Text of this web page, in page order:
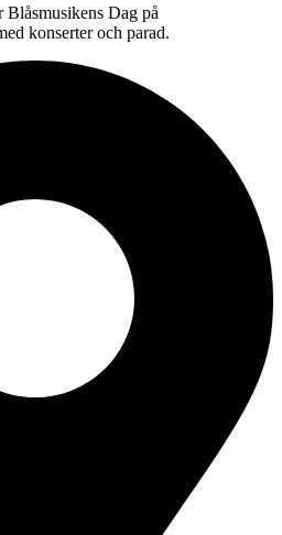
Dag på
konserter och parad.